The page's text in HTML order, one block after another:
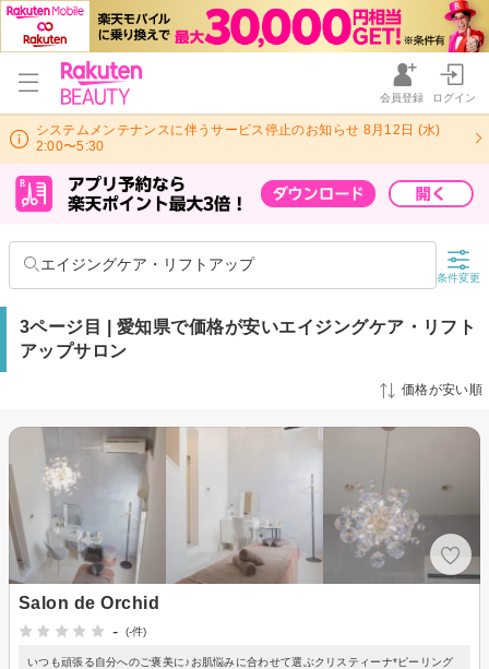
会員登録 ログイン
システムメンテナンスに伴うサービス停止のお知らせ 8月12日 (水)
2:00〜5:30
エイジングケア・リフトアップ
条件変更
3ページ目 | 愛知県で価格が安いエイジングケア・リフト
アップサロン
価格が安い順
Salon de Orchid
-
(-件)
いつも頑張る自分へのご褒美に♪お肌悩みに合わせて選ぶクリスティーナ*ピーリング